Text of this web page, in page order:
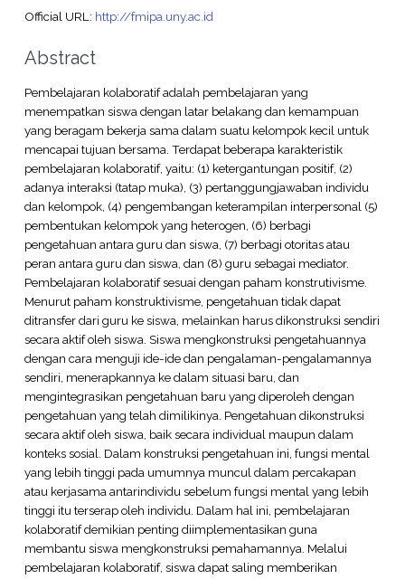
Official URL: http://fmipa.uny.ac.id
Abstract
Pembelajaran kolaboratif adalah pembelajaran yang
menempatkan siswa dengan latar belakang dan kemampuan
yang beragam bekerja sama dalam suatu kelompok kecil untuk
mencapai tujuan bersama. Terdapat beberapa karakteristik
pembelajaran kolaboratif, yaitu: (1) ketergantungan positif, (2)
adanya interaksi (tatap muka), (3) pertanggungjawaban individu
dan kelompok, (4) pengembangan keterampilan interpersonal (5)
pembentukan kelompok yang heterogen, (6) berbagi
pengetahuan antara guru dan siswa, (7) berbagi otoritas atau
peran antara guru dan siswa, dan (8) guru sebagai mediator.
Pembelajaran kolaboratif sesuai dengan paham konstrutivisme.
Menurut paham konstruktivisme, pengetahuan tidak dapat
ditransfer dari guru ke siswa, melainkan harus dikonstruksi sendiri
secara aktif oleh siswa. Siswa mengkonstruksi pengetahuannya
dengan cara menguji ide-ide dan pengalaman-pengalamannya
sendiri, menerapkannya ke dalam situasi baru, dan
mengintegrasikan pengetahuan baru yang diperoleh dengan
pengetahuan yang telah dimilikinya. Pengetahuan dikonstruksi
secara aktif oleh siswa, baik secara individual maupun dalam
konteks sosial. Dalam konstruksi pengetahuan ini, fungsi mental
yang lebih tinggi pada umumnya muncul dalam percakapan
atau kerjasama antarindividu sebelum fungsi mental yang lebih
tinggi itu terserap oleh individu. Dalam hal ini, pembelajaran
kolaboratif demikian penting diimplementasikan guna
membantu siswa mengkonstruksi pemahamannya. Melalui
pembelajaran kolaboratif, siswa dapat saling memberikan